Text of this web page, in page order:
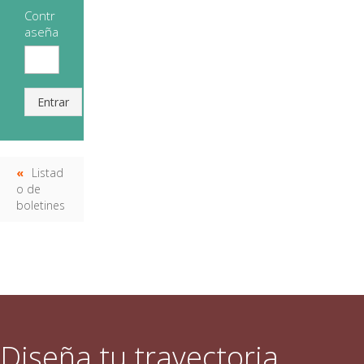
Contr
aseña
Entrar
Listad
o de
boletines